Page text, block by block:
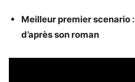
Meilleur premier scenario :
d’après son roman